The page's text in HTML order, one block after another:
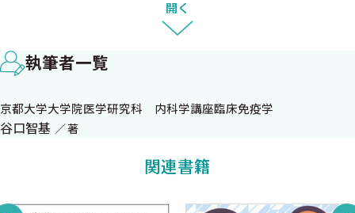
3 血尿の患者さんを泌尿器科へ紹介予定ですが，特に注意すべき
症例（高リスク群）について教えてください． ★★ 👉プライ
マリーケア医
5 尿検査異常の感度・特異度はどの程度でしょうか？ ★★★
6 変形赤血球のみ持続陽性なのですが，腎生検の適応はあります
か？ ★★★ 👉免疫膠原病内科医
コラム2 月経時の尿検査所見はどこまで信頼できますか？
開く
執筆者一覧
京都大学大学院医学研究科 内科学講座臨床免疫学
谷口智基 著
関連書籍